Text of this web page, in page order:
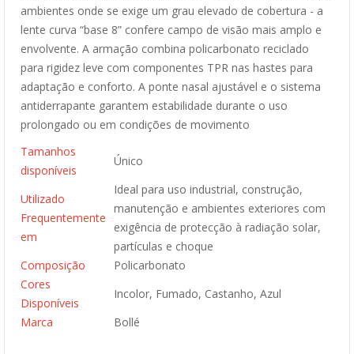
ambientes onde se exige um grau elevado de cobertura - a
lente curva “base 8” confere campo de visão mais amplo e
envolvente. A armação combina policarbonato reciclado
para rigidez leve com componentes TPR nas hastes para
adaptação e conforto. A ponte nasal ajustável e o sistema
antiderrapante garantem estabilidade durante o uso
prolongado ou em condições de movimento
Tamanhos
disponíveis
Único
Utilizado
Frequentemente
em
Ideal para uso industrial, construção,
manutenção e ambientes exteriores com
exigência de protecção à radiação solar,
partículas e choque
Composição
Policarbonato
Cores
Disponíveis
Incolor, Fumado, Castanho, Azul
Marca
Bollé